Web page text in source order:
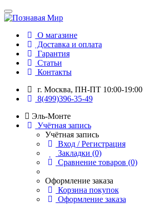
О магазине
Доставка и оплата
Гарантия
Статьи
Контакты
г. Москва, ПН-ПТ 10:00-19:00
8(499)396-35-49
Эль-Монте
Учётная запись
Учётная запись
Вход / Регистрация
Закладки (0)
Сравнение товаров (0)
Оформление заказа
Корзина покупок
Оформление заказа